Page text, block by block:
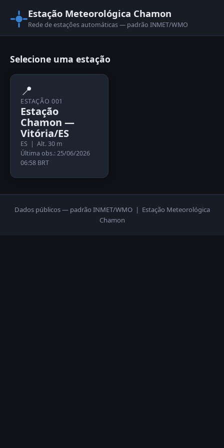
Estação Meteorológica Chamon
Rede de estações automáticas — padrão INMET/WMO
Selecione uma estação
📍
ESTAÇÃO 001
Estação
Chamon —
Vitória/ES
ES | Alt. 30 m
Última obs.: 25/06/2026
06:58 BRT
Dados públicos — padrão INMET/WMO | Estação Meteorológica
Chamon